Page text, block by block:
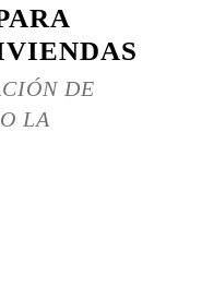
DE
LA